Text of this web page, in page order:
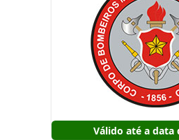
Válido até a data